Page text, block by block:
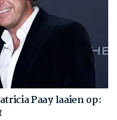
Paay laaien op: